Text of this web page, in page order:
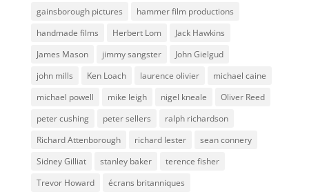
gainsborough pictures
hammer film productions
handmade films
Herbert Lom
Jack Hawkins
James Mason
jimmy sangster
John Gielgud
john mills
Ken Loach laurence olivier
michael caine
michael powell
mike leigh nigel kneale
Oliver Reed
peter cushing
peter sellers
ralph richardson
Richard Attenborough
richard lester
sean connery
Sidney Gilliat
stanley baker
terence fisher
Trevor Howard
écrans britanniques